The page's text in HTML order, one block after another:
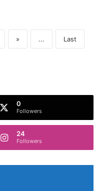
» ... Last
0
Followers
24
Followers